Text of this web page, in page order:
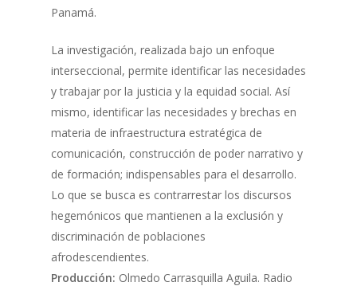
Panamá.
La investigación, realizada bajo un enfoque
interseccional, permite identificar las necesidades
y trabajar por la justicia y la equidad social. Así
mismo, identificar las necesidades y brechas en
materia de infraestructura estratégica de
comunicación, construcción de poder narrativo y
de formación; indispensables para el desarrollo.
Lo que se busca es contrarrestar los discursos
hegemónicos que mantienen a la exclusión y
discriminación de poblaciones
afrodescendientes.
Producción: Olmedo Carrasquilla Aguila. Radio